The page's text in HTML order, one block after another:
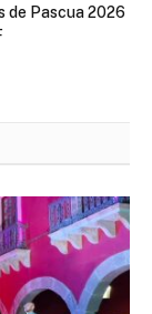
de Pascua 2026